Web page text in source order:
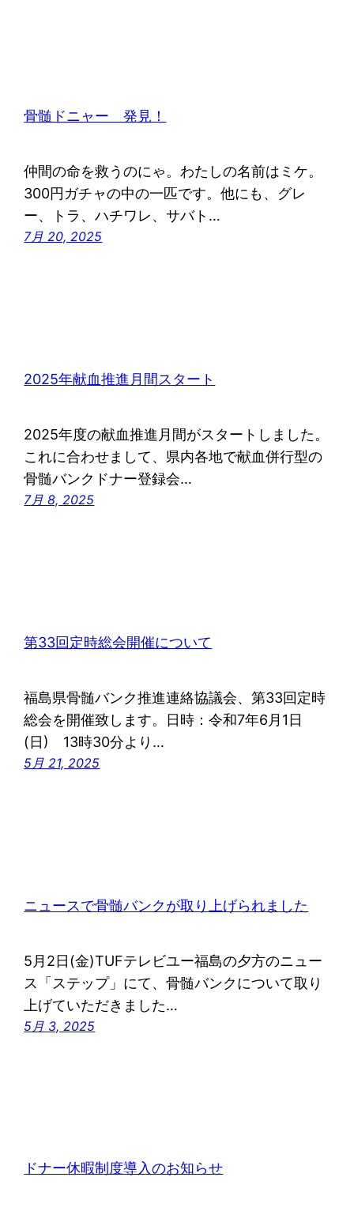
骨髄ドニャー 発見！
仲間の命を救うのにゃ。わたしの名前はミケ。
300円ガチャの中の一匹です。他にも、グレ
ー、トラ、ハチワレ、サバト…
7月 20, 2025
2025年献血推進月間スタート
2025年度の献血推進月間がスタートしました。
これに合わせまして、県内各地で献血併行型の
骨髄バンクドナー登録会…
7月 8, 2025
第33回定時総会開催について
福島県骨髄バンク推進連絡協議会、第33回定時
総会を開催致します。日時：令和7年6月1日
(日) 13時30分より…
5月 21, 2025
ニュースで骨髄バンクが取り上げられました
5月2日(金)TUFテレビユー福島の夕方のニュー
ス「ステップ」にて、骨髄バンクについて取り
上げていただきました…
5月 3, 2025
ドナー休暇制度導入のお知らせ